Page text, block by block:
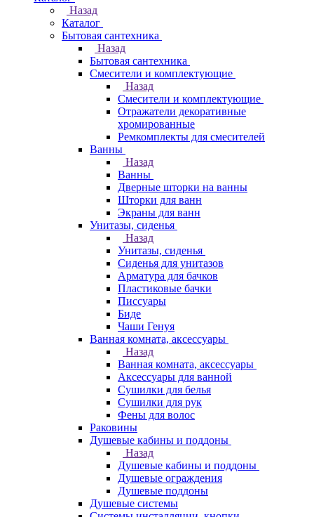
Назад
Каталог
Бытовая сантехника
Назад
Бытовая сантехника
Смесители и комплектующие
Назад
Смесители и комплектующие
Отражатели декоративные
хромированные
Ремкомплекты для смесителей
Ванны
Назад
Ванны
Дверные шторки на ванны
Шторки для ванн
Экраны для ванн
Унитазы, сиденья
Назад
Унитазы, сиденья
Сиденья для унитазов
Арматура для бачков
Пластиковые бачки
Писсуары
Биде
Чаши Генуя
Ванная комната, аксессуары
Назад
Ванная комната, аксессуары
Аксессуары для ванной
Сушилки для белья
Сушилки для рук
Фены для волос
Раковины
Душевые кабины и поддоны
Назад
Душевые кабины и поддоны
Душевые ограждения
Душевые поддоны
Душевые системы